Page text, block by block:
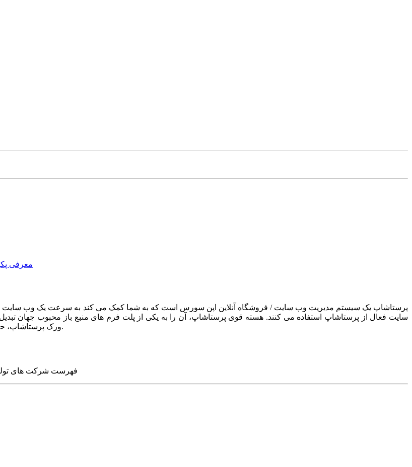
معرفی
سایت فعال از پرستاشاپ استفاده می کنند. هسته قوی پرستاشاپ، آن را به یکی از پلت فرم های منبع باز محبوب جهان تبدیل
ورک پرستاشاپ، حرفه ای ترین وب سایت های روز جهان را برای شما طراحی می کنیم.
فهرست شرکت های